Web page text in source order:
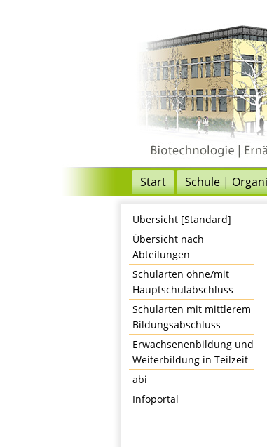
Start Schule |
Übersicht [Standard]
Übersicht nach
Abteilungen
Schularten ohne/mit
Hauptschulabschluss
Schularten mit mittlerem
Bildungsabschluss
Erwachsenenbildung und
Weiterbildung in Teilzeit
abi
Infoportal